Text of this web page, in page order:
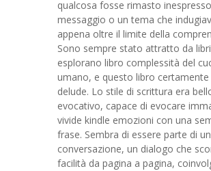
qualcosa fosse rimasto
messaggio o un tema che
appena oltre il limite della
Sono sempre stato attratto da
esplorano libro complessità del
umano, e questo libro certamente
delude. Lo stile di scrittura era
evocativo, capace di evocare
vivide kindle emozioni con una
frase. Sembra di essere parte di
conversazione, un dialogo che
facilità da pagina a pagina,